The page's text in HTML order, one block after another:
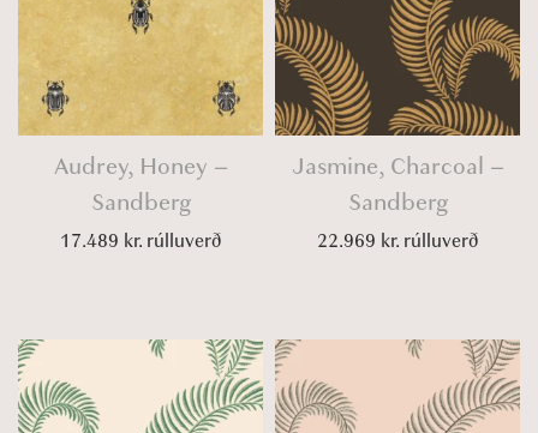
Audrey, Honey –
Sandberg
17.489 kr.rúlluverð
Jasmine, Charcoal –
Sandberg
22.969 kr.rúlluverð